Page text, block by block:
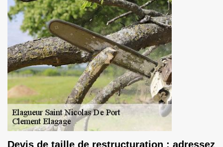
Devis de taille de restructuration : adressez